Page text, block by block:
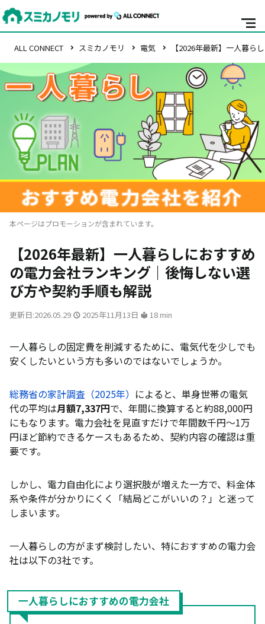
ALL CONNECT スミカノモリ 電気 【2026年最新】一人暮ら
本ページはプロモーションが含まれています。
【2026年最新】一人暮らしにおすすめ
の電力会社ランキング｜後悔しない選
び方や契約手順も解説
更新日:2026.05.29 2025年11月13日 18 min
一人暮らしの固定費を削減するために、電気代を少しでも
安くしたいという方も多いのではないでしょうか。
総務省の家計調査（2025年） によると、単身世帯の電気
代の平均は月額7,337円で、年間に換算すると約88,000円
にもなります。電力会社を見直すだけで年間数千円〜1万
円ほど節約できるケースもあるため、契約内容の確認は重
要です。
しかし、電力自由化により選択肢が増えた一方で、料金体
系や条件が分かりにくく「結局どこがいいの？」と迷って
しまいます。
一人暮らしの方がまず検討したい、特におすすめの電力会
社は以下の3社です。
一人暮らしにおすすめの電力会社